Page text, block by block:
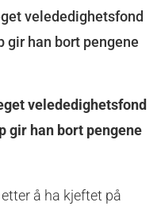
velededighetsfond
gir han bort pengene
velededighetsfond
gir han bort pengene
å ha kjeftet på